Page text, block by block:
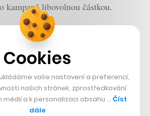
kampaně libovolnou částkou.
cíle Procházkovi pomáhá mladý
myšlenku se v samém začátku
která stála například u zrodu
pro Loono a působila v
Elpida.
Cookies
vaše nastavení a preferencí,
našich stránek, zprostředkování
médií a k personalizaci obsahu … Číst
dále